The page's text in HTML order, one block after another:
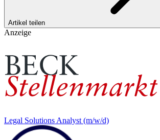
Artikel teilen
Anzeige
Legal Solutions Analyst (m/w/d)